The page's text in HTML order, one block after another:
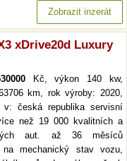
Zobrazit inzerát
xDrive20d Luxury
Kč, výkon 140 kw,
km, rok výroby: 2020,
v: česká republika servisní
než 19 000 kvalitních a
aut. až 36 měsíců
na mechanický stav vozu,